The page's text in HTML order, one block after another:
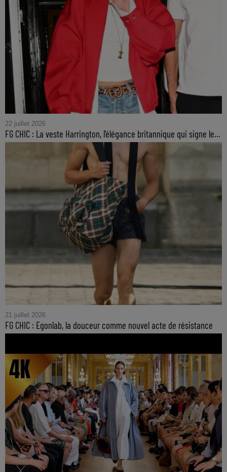
22 juillet 2026
FG CHIC : La veste Harrington, l'élégance britannique qui signe le...
21 juillet 2026
FG CHIC : Egonlab, la douceur comme nouvel acte de résistance